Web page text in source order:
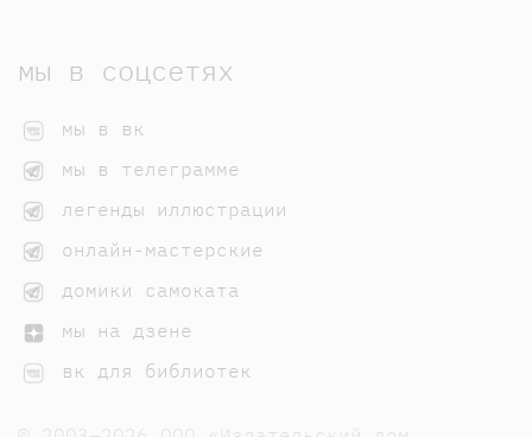
мы в соцсетях
мы в вк
мы в телеграмме
легенды иллюстрации
онлайн-мастерские
домики самоката
мы на дзене
вк для библиотек